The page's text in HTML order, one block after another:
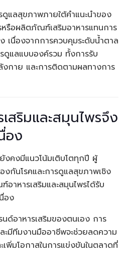
ดูแลสุขภาพภายใต้คำแนะนำของ
หรือผลิตภัณฑ์เสริมอาหารแทนการ
เนื่องจากการควบคุมระดับน้ำตาล
ดูแลแบบองค์รวม ทั้งการรับ
งกาย และการติดตามผลทางการ
เสริมและสมุนไพรจึง
อง
งคงมีแนวโน้มเติบโตทุกปี ผู้
งกันโรคและการดูแลสุขภาพเชิง
าหารเสริมและสมุนไพรได้รับ
อง
ด์อาหารเสริมของตนเอง การ
ะมีทีมงานมืออาชีพจะช่วยลดความ
เพิ่มโอกาสในการแข่งขันในตลาดที่